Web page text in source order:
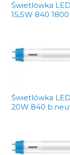
Świetlówka
15,5W 840
Świetlówka
20W 840